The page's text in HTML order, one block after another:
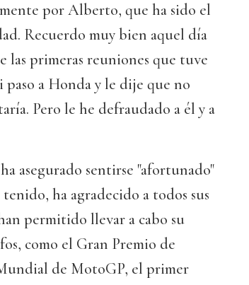
por Alberto, que ha sido el
Recuerdo muy bien aquel día
las primeras reuniones que tuve
paso a Honda y le dije que no
Pero le he defraudado a él y a
asegurado sentirse "afortunado"
ha agradecido a todos sus
permitido llevar a cabo su
como el Gran Premio de
de MotoGP, el primer